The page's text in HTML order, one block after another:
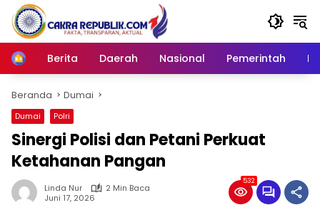
Langsung
konten
Home
Berita Daerah Nasional Pemerintah
Beranda Dumai
Dumai Polri
Sinergi Polisi dan Petani Perkuat
Ketahanan Pangan
Linda Nur
2 Min Baca
Juni 17, 2026
532